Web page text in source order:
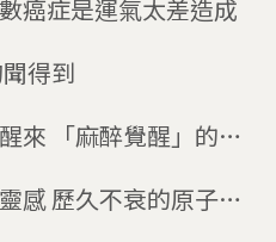
癌症是運氣太差造成
得到
來 「麻醉覺醒」的恐
感 歷久不衰的原子筆